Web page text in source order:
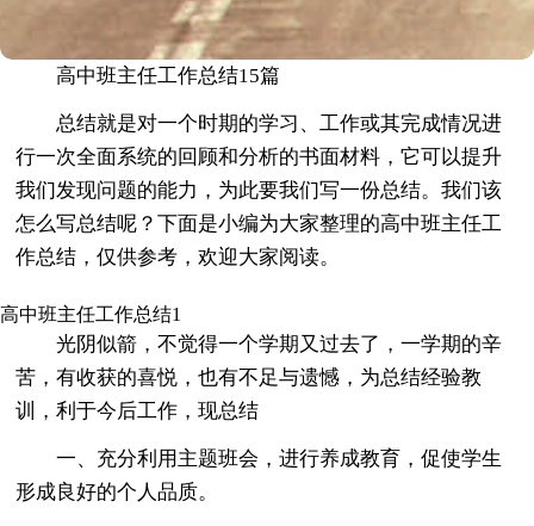
高中班主任工作总结15篇
总结就是对一个时期的学习、工作或其完成情况进
行一次全面系统的回顾和分析的书面材料，它可以提升
我们发现问题的能力，为此要我们写一份总结。我们该
怎么写总结呢？下面是小编为大家整理的高中班主任工
作总结，仅供参考，欢迎大家阅读。
高中班主任工作总结1
光阴似箭，不觉得一个学期又过去了，一学期的辛
苦，有收获的喜悦，也有不足与遗憾，为总结经验教
训，利于今后工作，现总结
一、充分利用主题班会，进行养成教育，促使学生
形成良好的个人品质。